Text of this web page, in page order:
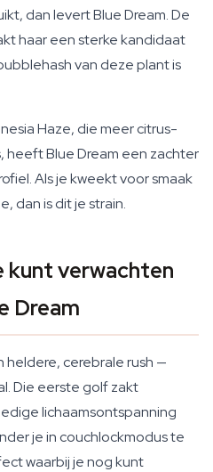
dan levert Blue Dream. De
haar een sterke kandidaat
van deze plant is
Haze, die meer citrus-
heeft Blue Dream een zachter
Als je kweekt voor smaak
dan is dit je strain.
verwachten
Dream
heldere, cerebrale rush —
Die eerste golf zakt
lichaamsontspanning
je in couchlockmodus te
waarbij je nog kunt